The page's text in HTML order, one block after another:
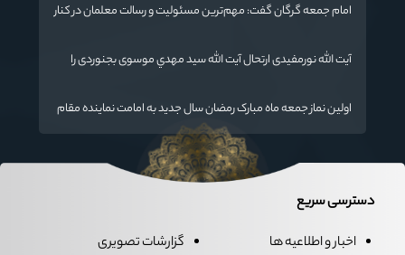
امام جمعه گرگان گفت: مهم‌ترین مسئولیت و رسالت معلمان در کنار
مفید برای آینده ایران اسلامی است.
آیت الله نورمفیدی ارتحال آیت الله سيد مهدي موسوی بجنوردی را
اولین نماز جمعه ماه مبارک رمضان سال جدید به امامت نماینده مقام
معظم رهبری دراستان گلستان اقامه می گردد.
دسترسی سریع
اخبار و اطلاعیه ها
گزارشات تصویری